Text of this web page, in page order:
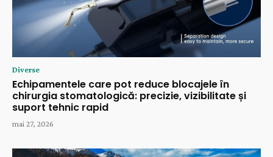
Diverse
Echipamentele care pot reduce blocajele în
chirurgia stomatologică: precizie, vizibilitate și
suport tehnic rapid
mai 27, 2026